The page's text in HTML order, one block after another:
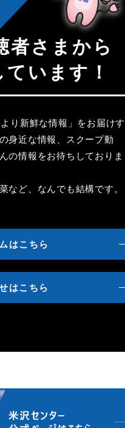
います！
り新鮮な情報」をお届けす
身近な情報、スクープ動
の情報をお待ちしておりま
など、なんでも結構です。
はこちら
はこちら